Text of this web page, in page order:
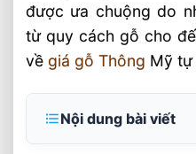
được ưa chuộng do
từ quy cách gỗ cho
vềgiá gỗ Thông Mỹ tự
Nội dung bài viết